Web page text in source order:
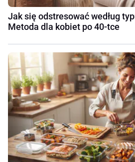
Jak się odstresować według
Metoda dla kobiet po 40-tce